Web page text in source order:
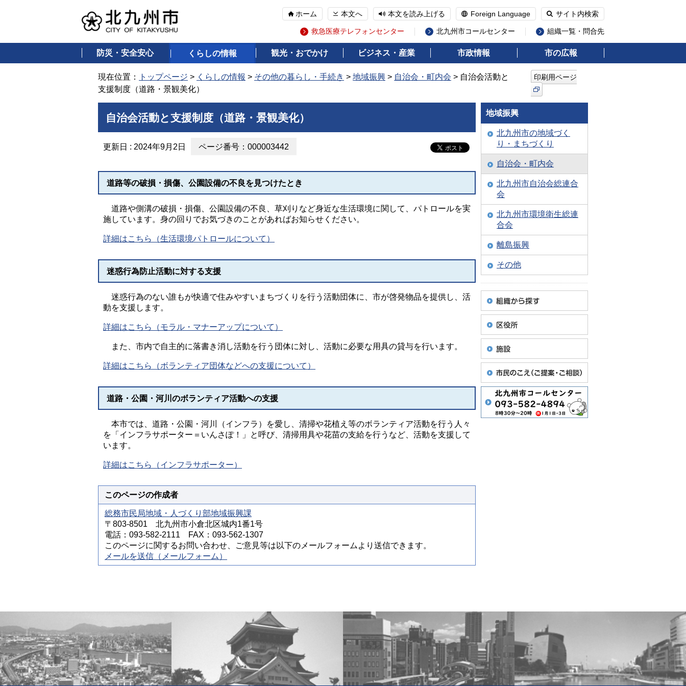
ホーム 本文へ 本文を読み上げる Foreign Language サイト内検索
救急医療テレフォンセンター 北九州市コールセンター 組織一覧・問合先
防災・安全安心 くらしの情報 観光・おでかけ ビジネス・産業 市政情報 市の広報
現在位置： トップページ > くらしの情報 > その他の暮らし・手続き > 地域振興 > 自治会・町内会 > 自治会活動と
支援制度（道路・景観美化）
印刷用ページ
自治会活動と支援制度（道路・景観美化）
更新日 : 2024年9月2日 ページ番号：000003442
道路等の破損・損傷、公園設備の不良を見つけたとき
道路や側溝の破損・損傷、公園設備の不良、草刈りなど身近な生活環境に関して、パトロールを実
施しています。身の回りでお気づきのことがあればお知らせください。
詳細はこちら（生活環境パトロールについて）
迷惑行為防止活動に対する支援
迷惑行為のない誰もが快適で住みやすいまちづくりを行う活動団体に、市が啓発物品を提供し、活
動を支援します。
詳細はこちら（モラル・マナーアップについて）
また、市内で自主的に落書き消し活動を行う団体に対し、活動に必要な用具の貸与を行います。
詳細はこちら（ボランティア団体などへの支援について）
道路・公園・河川のボランティア活動への支援
本市では、道路・公園・河川（インフラ）を愛し、清掃や花植え等のボランティア活動を行う人々
を「インフラサポーター＝いんさぽ！」と呼び、清掃用具や花苗の支給を行うなど、活動を支援して
います。
詳細はこちら（インフラサポーター）
このページの作成者
総務市民局地域・人づくり部地域振興課
〒803-8501 北九州市小倉北区城内1番1号
電話：093-582-2111 FAX：093-562-1307
このページに関するお問い合わせ、ご意見等は以下のメールフォームより送信できます。
メールを送信（メールフォーム）
地域振興
北九州市の地域づく
り・まちづくり
自治会・町内会
北九州市自治会総連合
会
北九州市環境衛生総連
合会
離島振興
その他